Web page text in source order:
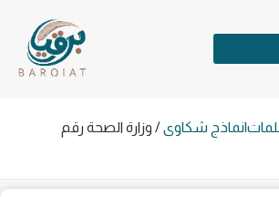
شكاوى/ وزارة الصحة رقم